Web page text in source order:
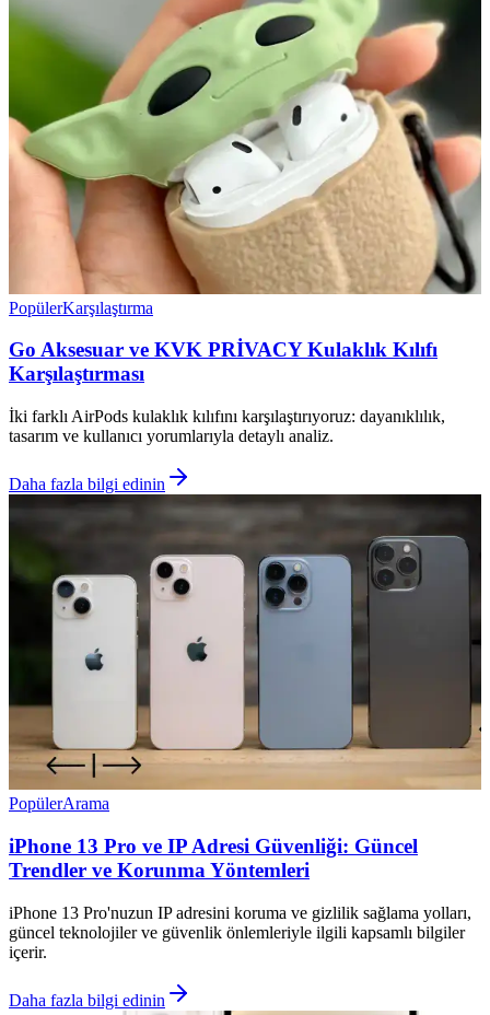
PopülerKarşılaştırma
Go Aksesuar ve KVK PRİVACY Kulaklık Kılıfı
Karşılaştırması
İki farklı AirPods kulaklık kılıfını karşılaştırıyoruz: dayanıklılık,
tasarım ve kullanıcı yorumlarıyla detaylı analiz.
Daha fazla bilgi edinin
PopülerArama
iPhone 13 Pro ve IP Adresi Güvenliği: Güncel
Trendler ve Korunma Yöntemleri
iPhone 13 Pro'nuzun IP adresini koruma ve gizlilik sağlama yolları,
güncel teknolojiler ve güvenlik önlemleriyle ilgili kapsamlı bilgiler
içerir.
Daha fazla bilgi edinin